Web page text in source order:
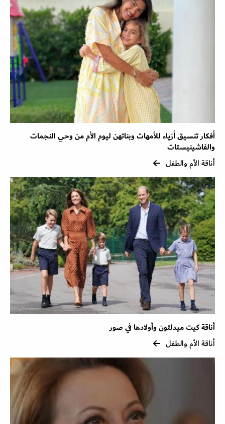
أفكار تنسيق أزياء للأمهات وبناتهن ليوم الأم من وحي النجمات
والفاشينيستات
أناقة الأم والطفل
أناقة كيت ميدلتون وأولادها في صور
أناقة الأم والطفل